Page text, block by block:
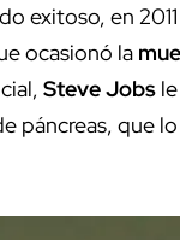
exitoso, en 2011
ocasionó la
Steve Jobs
páncreas, que